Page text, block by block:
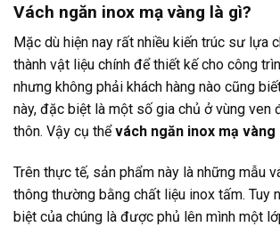
Vách ngăn inox mạ vàng là gì?
Mặc dù hiện nay rất nhiều kiến trúc sư lựa
thành vật liệu chính để thiết kế cho công
nhưng không phải khách hàng nào cũng
này, đặc biệt là một số gia chủ ở vùng ven
thôn. Vậy cụ thểvách ngăn inox mạ vàng
Trên thực tế, sản phẩm này là những mẫu
thông thường bằng chất liệu inox tấm. Tuy
biệt của chúng là được phủ lên mình một